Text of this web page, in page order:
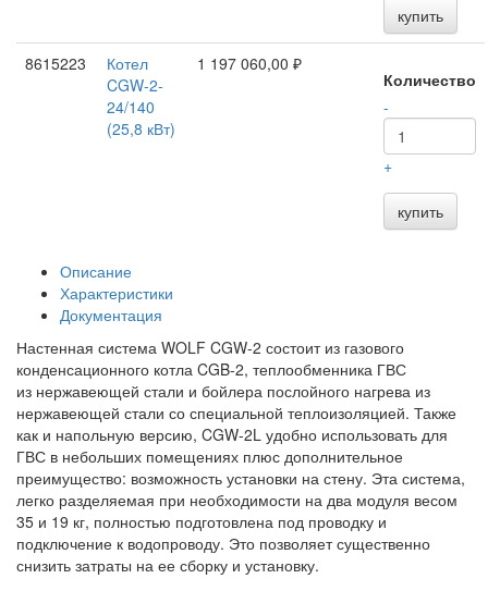
купить
8615223
Котел
CGW-2-
24/140
(25,8 кВт)
1 197 060,00 ₽
Количество
-
+
купить
Описание
Характеристики
Документация
Настенная система WOLF CGW-2 состоит из газового
конденсационного котла CGB-2, теплообменника ГВС
из нержавеющей стали и бойлера послойного нагрева из
нержавеющей стали со специальной теплоизоляцией. Также
как и напольную версию, CGW-2L удобно использовать для
ГВС в небольших помещениях плюс дополнительное
преимущество: возможность установки на стену. Эта система,
легко разделяемая при необходимости на два модуля весом
35 и 19 кг, полностью подготовлена под проводку и
подключение к водопроводу. Это позволяет существенно
снизить затраты на ее сборку и установку.